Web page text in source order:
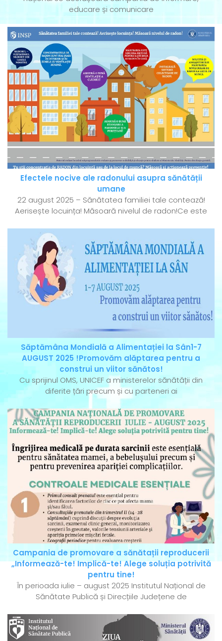
educare și comunicare
Efectele nocive ale radonului asupra sănătății
umane
22 august 2025 – Sănătatea familiei tale contează!
Aerisește locuința! Măsoară nivelul de radon!Ce este
Săptămâna Mondială a Alimentației la Sân1-7
AUGUST 2025 !Promovăm alăptarea pentru a
construi un viitor sănătos!
Cu sprijinul OMS, UNICEF a ministerelor sănătății din
diferite țări precum și cu parteneri ai
Campania de promovare a sănătații reproducerii
„Informează-te! Implică-te! Alege soluția potrivită
pentru tine!
În perioada iulie – august 2025 Institutul Național de
Sănătate Publică și Direcțiile Județene de